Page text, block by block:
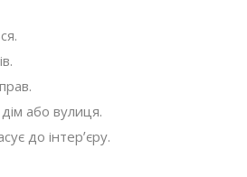
або вулиця.
до інтерʼєру.